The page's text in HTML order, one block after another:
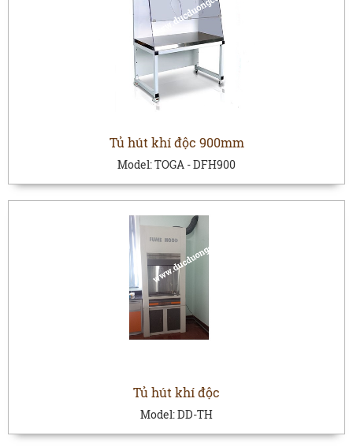
Tủ hút khí độc 900mm
Model:TOGA - DFH900
Tủ hút khí độc
Model:DD-TH